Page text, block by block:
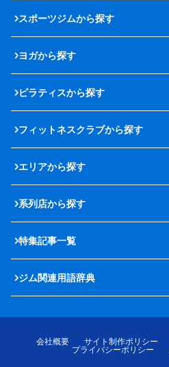
スポーツジムから探す
ヨガから探す
ピラティスから探す
フィットネスクラブから探す
エリアから探す
系列店から探す
特集記事一覧
ジム関連用語辞典
会社概要 サイト制作ポリシー
プライバシーポリシー